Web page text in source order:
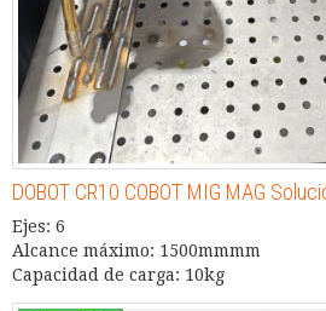
DOBOT CR10 COBOT MIG MAG
Ejes: 6
Alcance máximo: 1500mmmm
Capacidad de carga: 10kg